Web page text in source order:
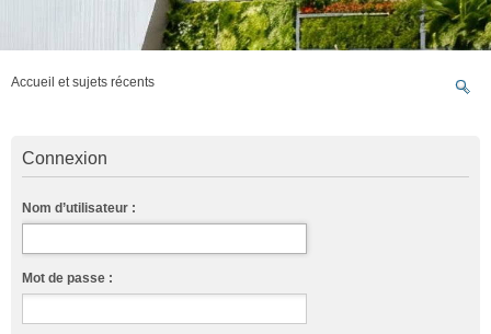
Accueil et sujets récents
Connexion
Nom d’utilisateur :
Mot de passe :